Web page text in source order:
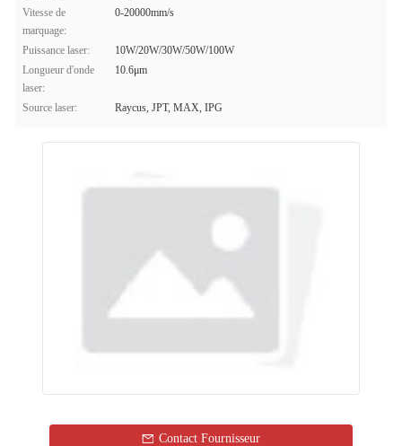
Vitesse de
marquage:
0-20000mm/s
Puissance laser:
10W/20W/30W/50W/100W
Longueur d'onde
laser:
10.6μm
Source laser: Raycus, JPT, MAX, IPG
Contact Fournisseur